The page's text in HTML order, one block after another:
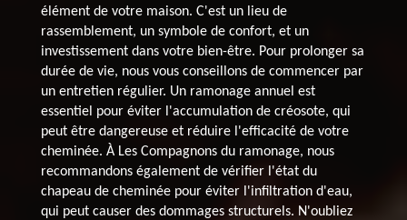
élément de votre maison. C'est un lieu de
rassemblement, un symbole de confort, et un
investissement dans votre bien-être. Pour prolonger sa
durée de vie, nous vous conseillons de commencer par
un entretien régulier. Un ramonage annuel est
essentiel pour éviter l'accumulation de créosote, qui
peut être dangereuse et réduire l'efficacité de votre
cheminée. À Les Compagnons du ramonage, nous
recommandons également de vérifier l'état du
chapeau de cheminée pour éviter l'infiltration d'eau,
qui peut causer des dommages structurels. N'oubliez